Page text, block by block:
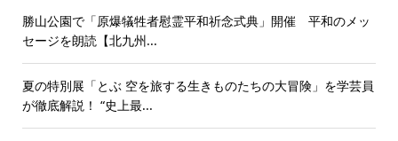
勝山公園で「原爆犠牲者慰霊平和祈念式典」開催 平和のメッ
セージを朗読【北九州...
夏の特別展「とぶ 空を旅する生きものたちの大冒険」を学芸員
が徹底解説！ “史上最...